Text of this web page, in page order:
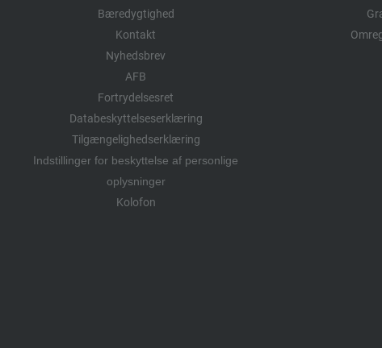
Bæredygtighed
Kontakt
Nyhedsbrev
AFB
Fortrydelsesret
Databeskyttelseserklæring
Tilgængelighedserklæring
Indstillinger for beskyttelse af personlige
oplysninger
Kolofon